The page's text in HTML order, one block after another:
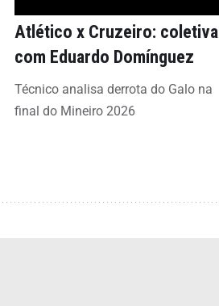
Atlético x Cruzeiro: coletiva
com Eduardo Domínguez
Técnico analisa derrota do Galo na
final do Mineiro 2026